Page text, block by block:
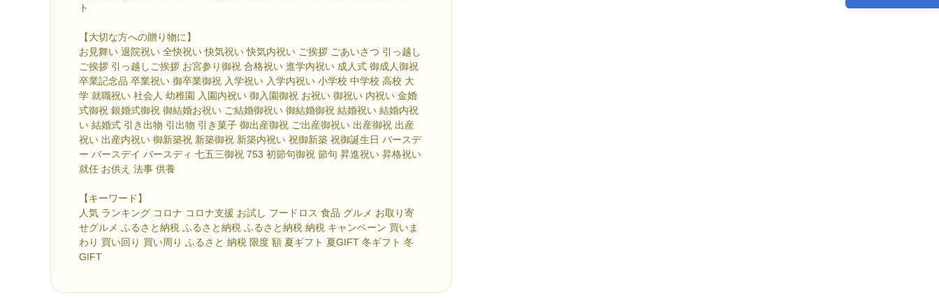
ト
【大切な方への贈り物に】
お見舞い 退院祝い 全快祝い 快気祝い 快気内祝い ご挨拶 ごあいさつ 引っ越し
ご挨拶 引っ越しご挨拶 お宮参り御祝 合格祝い 進学内祝い 成人式 御成人御祝
卒業記念品 卒業祝い 御卒業御祝 入学祝い 入学内祝い 小学校 中学校 高校 大
学 就職祝い 社会人 幼稚園 入園内祝い 御入園御祝 お祝い 御祝い 内祝い 金婚
式御祝 銀婚式御祝 御結婚お祝い ご結婚御祝い 御結婚御祝 結婚祝い 結婚内祝
い 結婚式 引き出物 引出物 引き菓子 御出産御祝 ご出産御祝い 出産御祝 出産
祝い 出産内祝い 御新築祝 新築御祝 新築内祝い 祝御新築 祝御誕生日 バースデ
ー バースデイ バースディ 七五三御祝 753 初節句御祝 節句 昇進祝い 昇格祝い
就任 お供え 法事 供養
【キーワード】
人気 ランキング コロナ コロナ支援 お試し フードロス 食品 グルメ お取り寄
せグルメ ふるさと納税 ふるさと納税 ふるさと納税 納税 キャンペーン 買いま
わり 買い回り 買い周り ふるさと 納税 限度 額 夏ギフト 夏GIFT 冬ギフト 冬
GIFT